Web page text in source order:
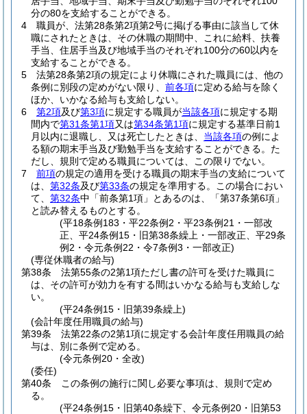
分の80を支給することができる。
4
職員が、法第28条第2項第2号に掲げる事由に該当して休
職にされたときは、その休職の期間中、これに給料、扶養
手当、住居手当及び地域手当のそれぞれ100分の60以内を
支給することができる。
5
法第28条第2項の規定により休職にされた職員には、他の
条例に別段の定めがない限り、 前各項に定める給与を除く
ほか、いかなる給与も支給しない。
6
第2項及び第3項に規定する職員が当該各項に規定する期
間内で第31条第1項又は第34条第1項に規定する基準日前1
月以内に退職し、又は死亡したときは、 当該各項の例によ
る額の期末手当及び勤勉手当を支給することができる。 た
だし、規則で定める職員については、この限りでない。
7
前項の規定の適用を受ける職員の期末手当の支給について
は、 第32条及び第33条の規定を準用する。
この場合におい
て、 第32条中「前条第1項」とあるのは、「第37条第6項」
と読み替えるものとする。
(平18条例183・平22条例2・平23条例21・一部改
正、平24条例15・旧第38条繰上・一部改正、平29条
例2・令元条例22・令7条例3・一部改正)
(専従休職者の給与)
第38条
法第55条の2第1項ただし書の許可を受けた職員に
は、その許可が効力を有する間はいかなる給与も支給しな
い。
(平24条例15・旧第39条繰上)
(会計年度任用職員の給与)
第39条
法第22条の2第1項に規定する会計年度任用職員の給
与は、別に条例で定める。
(令元条例20・全改)
(委任)
第40条
この条例の施行に関し必要な事項は、規則で定め
る。
(平24条例15・旧第40条繰下、令元条例20・旧第53